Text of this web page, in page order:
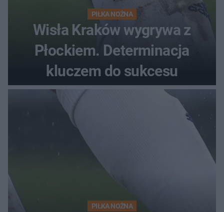
PIŁKA NOŻNA
Wisła Kraków wygrywa z
Płockiem. Determinacja
kluczem do sukcesu
PIŁKA NOŻNA